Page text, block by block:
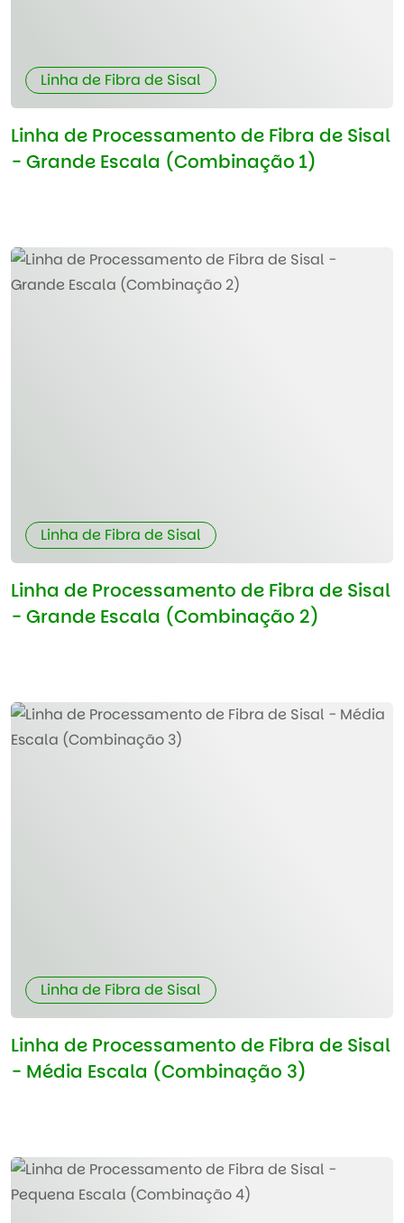
Linha de Fibra de Sisal
Linha de Processamento de Fibra de Sisal
- Grande Escala (Combinação 1)
Linha de Fibra de Sisal
Linha de Processamento de Fibra de Sisal
- Grande Escala (Combinação 2)
Linha de Fibra de Sisal
Linha de Processamento de Fibra de Sisal
- Média Escala (Combinação 3)